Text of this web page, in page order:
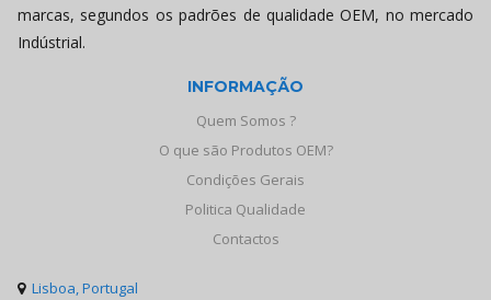
marcas, segundos os padrões de qualidade OEM, no mercado
Indústrial.
INFORMAÇÃO
Quem Somos ?
O que são Produtos OEM?
Condições Gerais
Politica Qualidade
Contactos
 Lisboa, Portugal